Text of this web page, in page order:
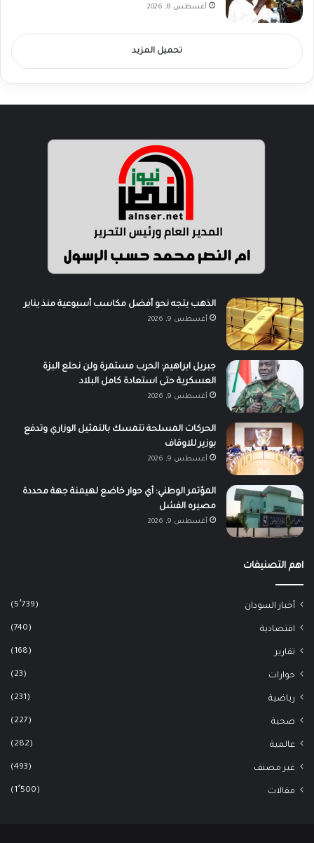
أغسطس 8, 2026
تحميل المزيد
الذهب يتجه نحو أفضل مكاسب أسبوعية منذ يناير
أغسطس 9, 2026
جبريل ابراهيم: الحرب مستمرة ولن نحلع البزة
العسكرية حتى استعادة كامل البلاد
أغسطس 9, 2026
الحركات المسلحة تتمسك بالتمثيل الوزاري وتدفع
بوزير للاوقاف
أغسطس 9, 2026
المؤتمر الوطني: أي حوار خاضع لهيمنة جهة محددة
مصيره الفشل
أغسطس 9, 2026
اهم التصنيفات
أخبار السودان (5٬739)
اقتصادية (740)
تقارير (168)
حوارات (23)
رياضية (231)
صحية (227)
عالمية (282)
غير مصنف (493)
مقالات (1٬500)